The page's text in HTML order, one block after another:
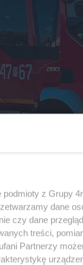
z Grupy
dane
czy dane
treści,
Partnerzy